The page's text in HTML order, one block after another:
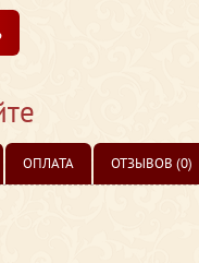
ОПЛАТА ОТЗЫВОВ (0)